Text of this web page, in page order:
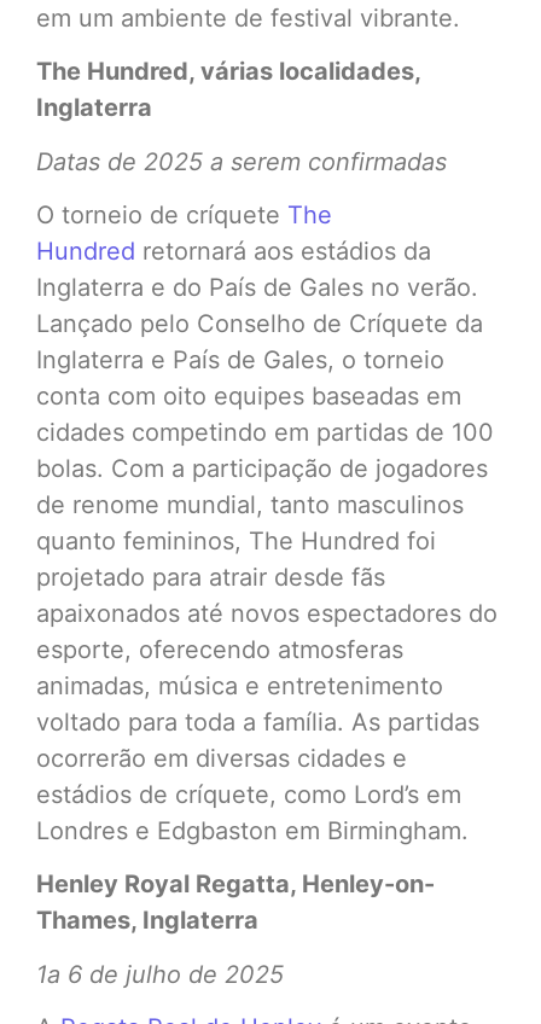
em um ambiente de festival vibrante.
The Hundred, várias localidades,
Inglaterra
Datas de 2025 a serem confirmadas
O torneio de críquete The
Hundred retornará aos estádios da
Inglaterra e do País de Gales no verão.
Lançado pelo Conselho de Críquete da
Inglaterra e País de Gales, o torneio
conta com oito equipes baseadas em
cidades competindo em partidas de 100
bolas. Com a participação de jogadores
de renome mundial, tanto masculinos
quanto femininos, The Hundred foi
projetado para atrair desde fãs
apaixonados até novos espectadores do
esporte, oferecendo atmosferas
animadas, música e entretenimento
voltado para toda a família. As partidas
ocorrerão em diversas cidades e
estádios de críquete, como Lord’s em
Londres e Edgbaston em Birmingham.
Henley Royal Regatta, Henley-on-
Thames, Inglaterra
1a 6 de julho de 2025